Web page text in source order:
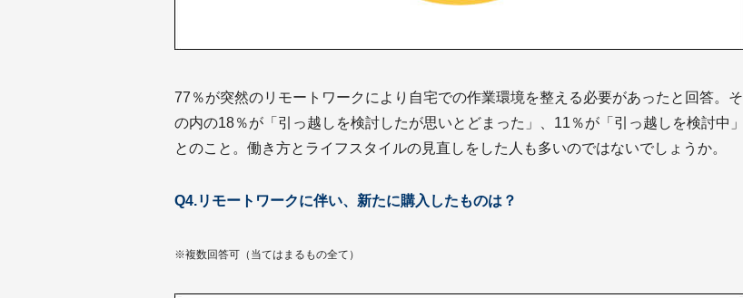
77％が突然のリモートワークにより自宅での作業環境を整える必要があったと回答。そ
の内の18％が「引っ越しを検討したが思いとどまった」、11％が「引っ越しを検討中」
とのこと。働き方とライフスタイルの見直しをした人も多いのではないでしょうか。
Q4.リモートワークに伴い、新たに購入したものは？
※複数回答可（当てはまるもの全て）